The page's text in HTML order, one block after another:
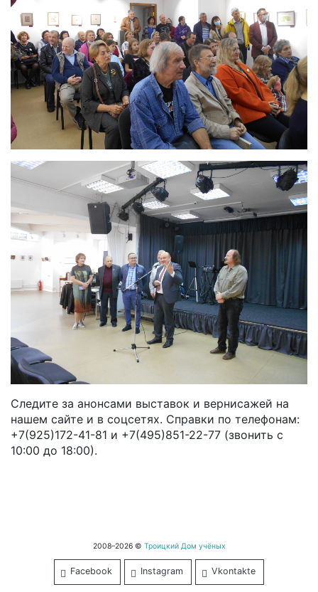
Следите за анонсами выставок и вернисажей на
нашем сайте и в соцсетях. Справки по телефонам:
+7(925)172-41-81 и +7(495)851-22-77 (звонить с
10:00 до 18:00).
2008–2026 © Троицкий Дом учёных
Facebook Instagram Vkontakte